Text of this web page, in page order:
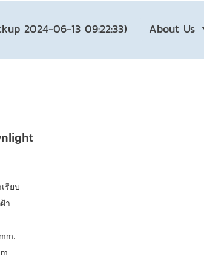
2024-06-13 09:22:33) About Us
เรียบ
า